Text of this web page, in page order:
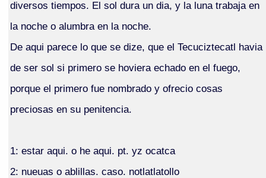
diversos tiempos. El sol dura un dia, y la luna trabaja en
la noche o alumbra en la noche.
De aqui parece lo que se dize, que el Tecuciztecatl havia
de ser sol si primero se hoviera echado en el fuego,
porque el primero fue nombrado y ofrecio cosas
preciosas en su penitencia.
1: estar aqui. o he aqui. pt. yz ocatca
2: nueuas o ablillas. caso. notlatlatollo